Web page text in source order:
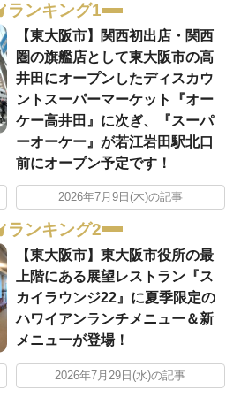
ランキング1
【東大阪市】関西初出店・関西
圏の旗艦店として東大阪市の高
井田にオープンしたディスカウ
ントスーパーマーケット『オー
ケー高井田』に次ぎ、『スーパ
ーオーケー』が若江岩田駅北口
前にオープン予定です！
2026年7月9日(木)の記事
ランキング2
【東大阪市】東大阪市役所の最
上階にある展望レストラン『ス
カイラウンジ22』に夏季限定の
ハワイアンランチメニュー＆新
メニューが登場！
2026年7月29日(水)の記事